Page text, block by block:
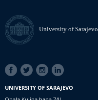
University of Sarajevo
SOCIAL
LINKS
UNIVERSITY OF SARAJEVO